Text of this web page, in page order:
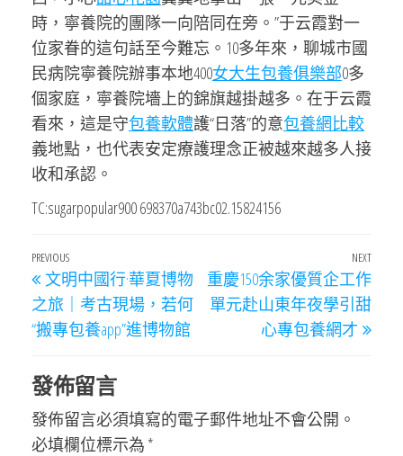
時，寧養院的團隊一向陪同在旁。”于云霞對一
位家眷的這句話至今難忘。10多年來，聊城市國
民病院寧養院辦事本地400女大生包養俱樂部0多
個家庭，寧養院墻上的錦旗越掛越多。在于云霞
看來，這是守包養軟體護“日落”的意包養網比較
義地點，也代表安定療護理念正被越來越多人接
收和承認。
TC:sugarpopular900 698370a743bc02.15824156
文
章
導
Previous
Post
PREVIOUS
文明中國行·華夏博物
之旅｜考古現場，若何
“搬專包養app”進博物館
Next
Post
NEXT
重慶150余家優質企工作
單元赴山東年夜學引甜
心專包養網才
發佈留言
發佈留言必須填寫的電子郵件地址不會公開。
必填欄位標示為 *